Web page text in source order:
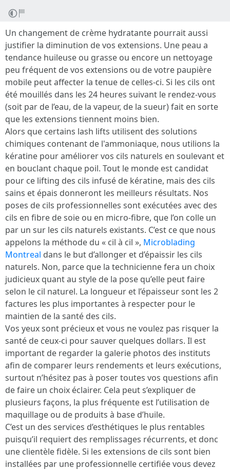
Un changement de crème hydratante pourrait aussi
justifier la diminution de vos extensions. Une peau a
tendance huileuse ou grasse ou encore un nettoyage
peu fréquent de vos extensions ou de votre paupière
mobile peut affecter la tenue de celles-ci. Si les cils ont
été mouillés dans les 24 heures suivant le rendez-vous
(soit par de l’eau, de la vapeur, de la sueur) fait en sorte
que les extensions tiennent moins bien.
Alors que certains lash lifts utilisent des solutions
chimiques contenant de l'ammoniaque, nous utilions la
kératine pour améliorer vos cils naturels en soulevant et
en bouclant chaque poil. Tout le monde est candidat
pour ce lifting des cils infusé de kératine, mais des cils
sains et épais donneront les meilleurs résultats. Nos
poses de cils professionnelles sont exécutées avec des
cils en fibre de soie ou en micro-fibre, que l’on colle un
par un sur les cils naturels existants. C’est ce que nous
appelons la méthode du « cil à cil », Microblading
Montreal dans le but d’allonger et d’épaissir les cils
naturels. Non, parce que la technicienne fera un choix
judicieux quant au style de la pose qu’elle peut faire
selon le cil naturel. La longueur et l’épaisseur sont les 2
factures les plus importantes à respecter pour le
maintien de la santé des cils.
Vos yeux sont précieux et vous ne voulez pas risquer la
santé de ceux-ci pour sauver quelques dollars. Il est
important de regarder la galerie photos des instituts
afin de comparer leurs rendements et leurs exécutions,
surtout n’hésitez pas à poser toutes vos questions afin
de faire un choix éclairer. Cela peut s’expliquer de
plusieurs façons, la plus fréquente est l’utilisation de
maquillage ou de produits à base d’huile.
C’est un des services d’esthétiques le plus rentables
puisqu’il requiert des remplissages récurrents, et donc
une clientèle fidèle. Si les extensions de cils sont bien
installées par une professionnelle certifiée vous devez